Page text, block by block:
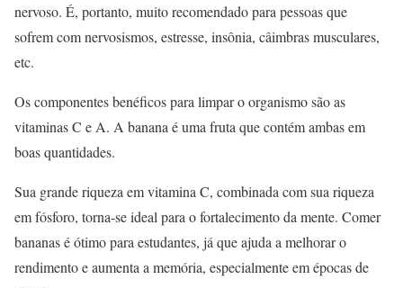
nervoso. É, portanto, muito recomendado para pessoas que
sofrem com nervosismos, estresse, insônia, câimbras musculares,
etc.
Os componentes benéficos para limpar o organismo são as
vitaminas C e A. A banana é uma fruta que contém ambas em
boas quantidades.
Sua grande riqueza em vitamina C, combinada com sua riqueza
em fósforo, torna-se ideal para o fortalecimento da mente. Comer
bananas é ótimo para estudantes, já que ajuda a melhorar o
rendimento e aumenta a memória, especialmente em épocas de